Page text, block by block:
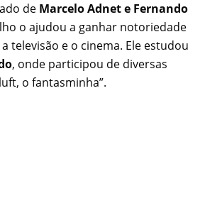
de Marcelo Adnet e Fernando
o ajudou a ganhar notoriedade
televisão e o cinema. Ele estudou
, onde participou de diversas
o fantasminha”.